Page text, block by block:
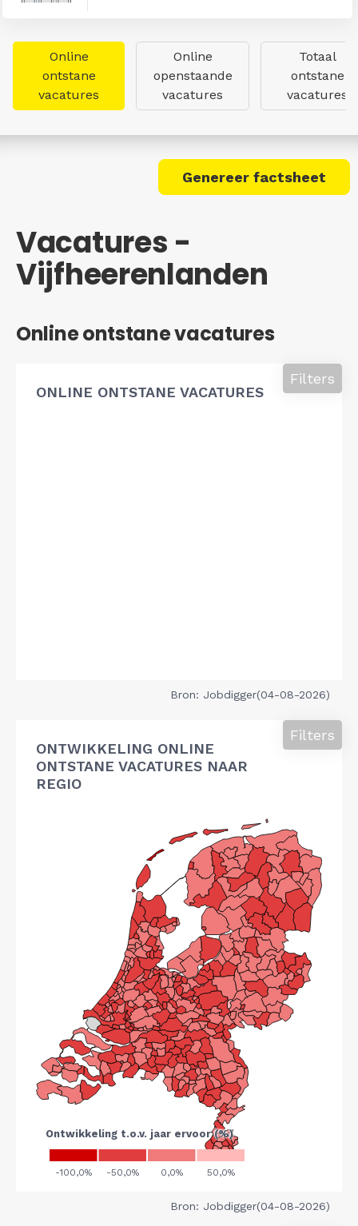
Online
ontstane
vacatures
Online
openstaande
vacatures
Totaal
ontstane
vacatures
Genereer factsheet
Vacatures -
Vijfheerenlanden
Online ontstane vacatures
ONLINE ONTSTANE VACATURES
Filters
Bron: Jobdigger(04-08-2026)
ONTWIKKELING ONLINE
ONTSTANE VACATURES NAAR
REGIO
Filters
Bron: Jobdigger(04-08-2026)